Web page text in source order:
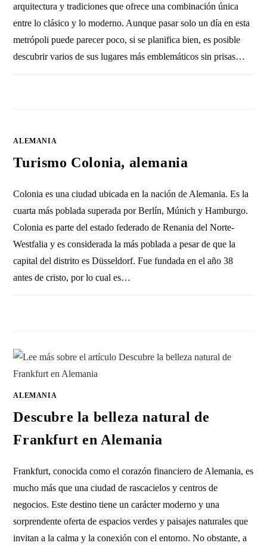
arquitectura y tradiciones que ofrece una combinación única
entre lo clásico y lo moderno. Aunque pasar solo un día en esta
metrópoli puede parecer poco, si se planifica bien, es posible
descubrir varios de sus lugares más emblemáticos sin prisas…
ALEMANIA
Turismo Colonia, alemania
Colonia es una ciudad ubicada en la nación de Alemania. Es la
cuarta más poblada superada por Berlín, Múnich y Hamburgo.
Colonia es parte del estado federado de Renania del Norte-
Westfalia y es considerada la más poblada a pesar de que la
capital del distrito es Düsseldorf. Fue fundada en el año 38
antes de cristo, por lo cual es…
ALEMANIA
Descubre la belleza natural de
Frankfurt en Alemania
Frankfurt, conocida como el corazón financiero de Alemania, es
mucho más que una ciudad de rascacielos y centros de
negocios. Este destino tiene un carácter moderno y una
sorprendente oferta de espacios verdes y paisajes naturales que
invitan a la calma y la conexión con el entorno. No obstante, a